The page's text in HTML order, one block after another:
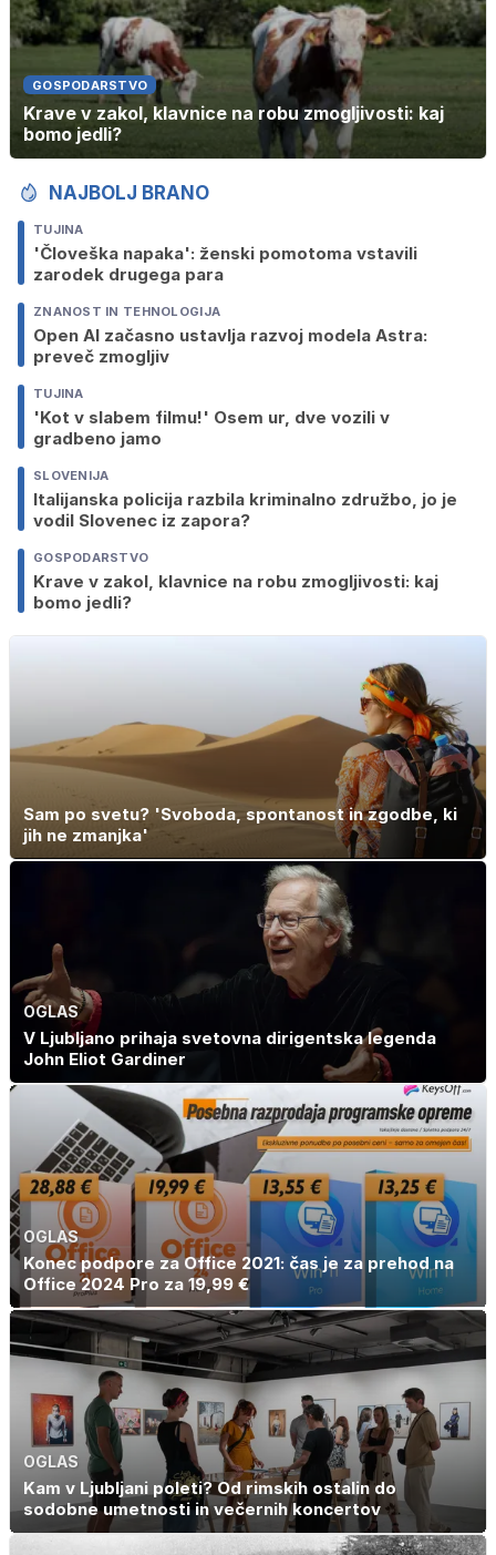
GOSPODARSTVO
Krave v zakol, klavnice na robu zmogljivosti: kaj
bomo jedli?
NAJBOLJ BRANO
TUJINA
'Človeška napaka': ženski pomotoma vstavili
zarodek drugega para
ZNANOST IN TEHNOLOGIJA
Open AI začasno ustavlja razvoj modela Astra:
preveč zmogljiv
TUJINA
'Kot v slabem filmu!' Osem ur, dve vozili v
gradbeno jamo
SLOVENIJA
Italijanska policija razbila kriminalno združbo, jo je
vodil Slovenec iz zapora?
GOSPODARSTVO
Krave v zakol, klavnice na robu zmogljivosti: kaj
bomo jedli?
Sam po svetu? 'Svoboda, spontanost in zgodbe, ki
jih ne zmanjka'
OGLAS
V Ljubljano prihaja svetovna dirigentska legenda
John Eliot Gardiner
OGLAS
Konec podpore za Office 2021: čas je za prehod na
Office 2024 Pro za 19,99 €
OGLAS
Kam v Ljubljani poleti? Od rimskih ostalin do
sodobne umetnosti in večernih koncertov